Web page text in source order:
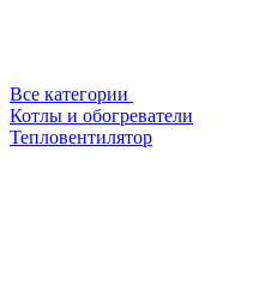
Все категории
Котлы и обогреватели
Тепловентилятор